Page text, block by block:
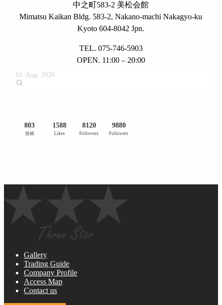
中之町583-2 美松会館
Mimatsu Kaikan Bldg. 583-2, Nakano-machi Nakagyo-ku
Kyoto 604-8042 Jpn.
TEL. 075-746-5903
OPEN. 11:00 – 20:00
10. Aug. 2026
803
投稿
1588
Likes
8120
Followers
9880
Followers
Gallery
Trading Guide
Company Profile
Access Map
Contact us